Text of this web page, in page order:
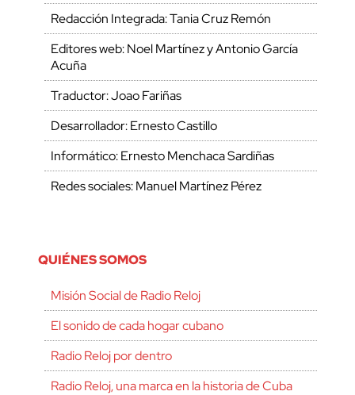
Redacción Integrada: Tania Cruz Remón
Editores web: Noel Martínez y Antonio García
Acuña
Traductor: Joao Fariñas
Desarrollador: Ernesto Castillo
Informático: Ernesto Menchaca Sardiñas
Redes sociales: Manuel Martínez Pérez
QUIÉNES SOMOS
Misión Social de Radio Reloj
El sonido de cada hogar cubano
Radio Reloj por dentro
Radio Reloj, una marca en la historia de Cuba